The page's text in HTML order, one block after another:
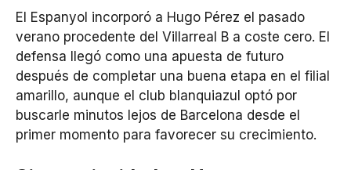
El Espanyol incorporó a Hugo Pérez el pasado
verano procedente del Villarreal B a coste cero. El
defensa llegó como una apuesta de futuro
después de completar una buena etapa en el filial
amarillo, aunque el club blanquiazul optó por
buscarle minutos lejos de Barcelona desde el
primer momento para favorecer su crecimiento.